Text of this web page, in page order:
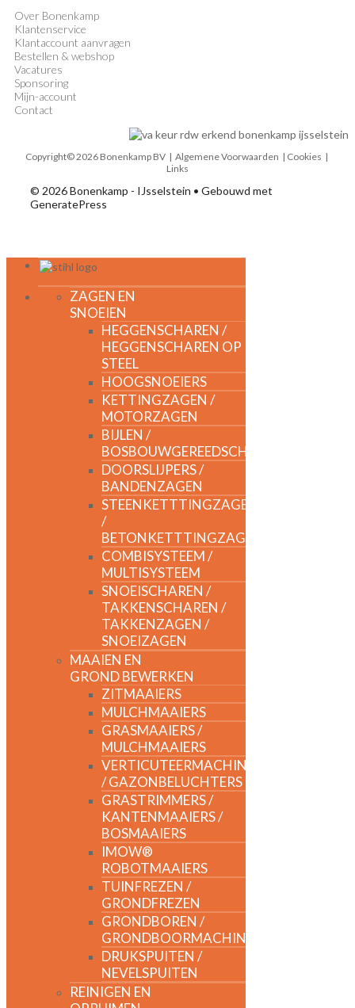
Over Bonenkamp
Klantenservice
Klantaccount aanvragen
Bestellen & webshop
Vacatures
Sponsoring
Mijn-account
Contact
Copyright© 2026 Bonenkamp BV | Algemene Voorwaarden | Cookies |
Links
© 2026 Bonenkamp - IJsselstein • Gebouwd met
GeneratePress
ZAGEN EN
SNOEIEN
HEGGENSCHAREN /
HEGGENSCHAREN OP
STEEL
HOOGSNOEIERS
KETTINGZAGEN /
MOTORZAGEN
BIJLEN /
BOSBOUWGEREEDSCHAP
DOORSLIJPERS /
BANDENZAGEN
STEENKETTTINGZAGEN
/
BETONKETTTINGZAGEN
COMBISYSTEEM /
MULTISYSTEEM
SNOEISCHAREN /
TAKKENSCHAREN /
TAKKENZAGEN /
SNOEIZAGEN
MAAIEN EN
GROND BEWERKEN
ZITMAAIERS
MULCHMAAIERS
GRASMAAIERS /
MULCHMAAIERS
VERTICUTEERMACHINES
/ GAZONBELUCHTERS
GRASTRIMMERS /
KANTENMAAIERS /
BOSMAAIERS
IMOW®
ROBOTMAAIERS
TUINFREZEN /
GRONDFREZEN
GRONDBOREN /
GRONDBOORMACHINES
DRUKSPUITEN /
NEVELSPUITEN
REINIGEN EN